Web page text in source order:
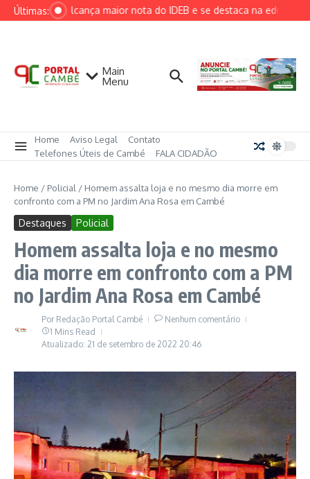
Ir para o conteúdo
Últimas:
Cambé alcança maior nota do IDEB e se destaca na educação
Main
Menu
Home Aviso Legal
Contato
Telefones Úteis de Cambé
FALA CIDADÃO
Home / Policial / Homem assalta loja e no mesmo dia morre em
confronto com a PM no Jardim Ana Rosa em Cambé
Destaques Policial
Homem assalta loja e no mesmo
dia morre em confronto com a PM
no Jardim Ana Rosa em Cambé
Por Redação Portal Cambé
Nenhum comentário
1 Mins Read
Atualizado: 21 de setembro de 2022 20:46